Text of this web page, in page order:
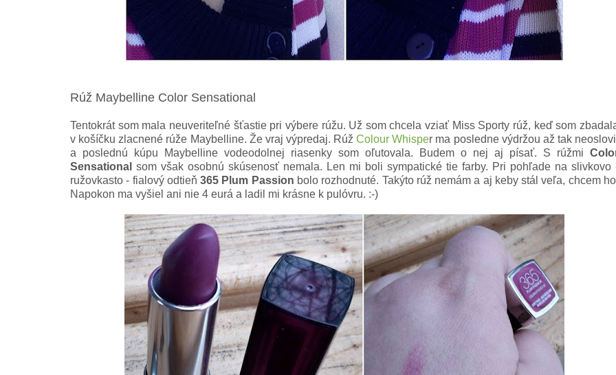
Rúž Maybelline Color Sensational
Tentokrát som mala neuveriteľné šťastie pri výbere rúžu. Už som chcela vziať Miss Sporty rúž, keď som
v košíčku zlacnené rúže Maybelline. Že vraj výpredaj. RúžColour Whisper ma posledne výdržou až tak neoslovil
a poslednú kúpu Maybelline vodeodolnej riasenky som oľutovala. Budem o nej aj písať. S rúžmi
Sensational som však osobnú skúsenosť nemala. Len mi boli sympatické tie farby. Pri pohľade na slivkovo
ružovkasto - fialový odtieň365 Plum Passion bolo rozhodnuté. Takýto rúž nemám a aj keby stál veľa, chcem
Napokon ma vyšiel ani nie 4 eurá a ladil mi krásne k pulóvru. :-)